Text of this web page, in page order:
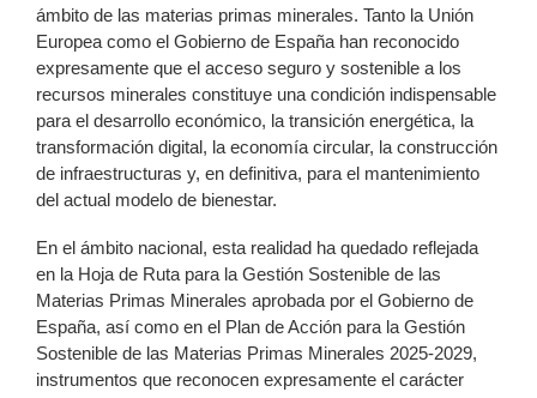
ámbito de las materias primas minerales. Tanto la Unión
Europea como el Gobierno de España han reconocido
expresamente que el acceso seguro y sostenible a los
recursos minerales constituye una condición indispensable
para el desarrollo económico, la transición energética, la
transformación digital, la economía circular, la construcción
de infraestructuras y, en definitiva, para el mantenimiento
del actual modelo de bienestar.
En el ámbito nacional, esta realidad ha quedado reflejada
en la Hoja de Ruta para la Gestión Sostenible de las
Materias Primas Minerales aprobada por el Gobierno de
España, así como en el Plan de Acción para la Gestión
Sostenible de las Materias Primas Minerales 2025-2029,
instrumentos que reconocen expresamente el carácter